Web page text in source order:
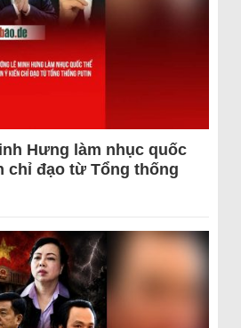
Hưng làm nhục quốc
chỉ đạo từ Tổng thống